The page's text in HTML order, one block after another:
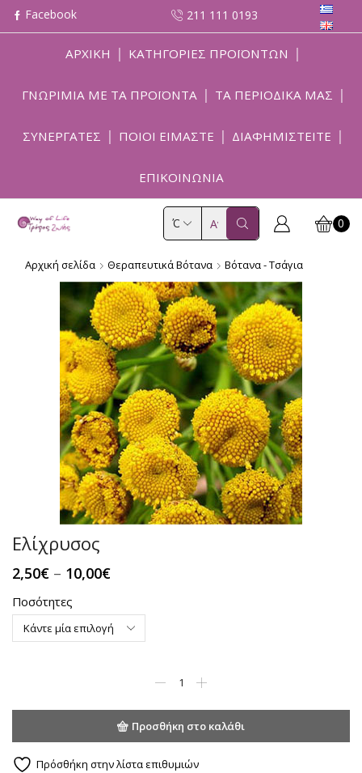
211 111 0193
ΑΡΧΙΚΗ ΚΑΤΗΓΟΡΙΕΣ ΠΡΟΪΟΝΤΩΝ
ΓΝΩΡΙΜΙΑ ΜΕ ΤΑ ΠΡΟΪΟΝΤΑ ΤΑ ΠΕΡΙΟΔΙΚΑ ΜΑΣ
ΣΥΝΕΡΓΑΤΕΣ ΠΟΙΟΙ ΕΙΜΑΣΤΕ ΔΙΑΦΗΜΙΣΤΕΙΤΕ
ΕΠΙΚΟΙΝΩΝΙΑ
Search
0
Αρχική σελίδα Θεραπευτικά Βότανα Βότανα - Τσάγια
Ελίχρυσος
2,50€ – 10,00€
Ποσότητες
ποσότητα
Προσθήκη στο καλάθι
Πρόσθήκη στην λίστα επιθυμιών